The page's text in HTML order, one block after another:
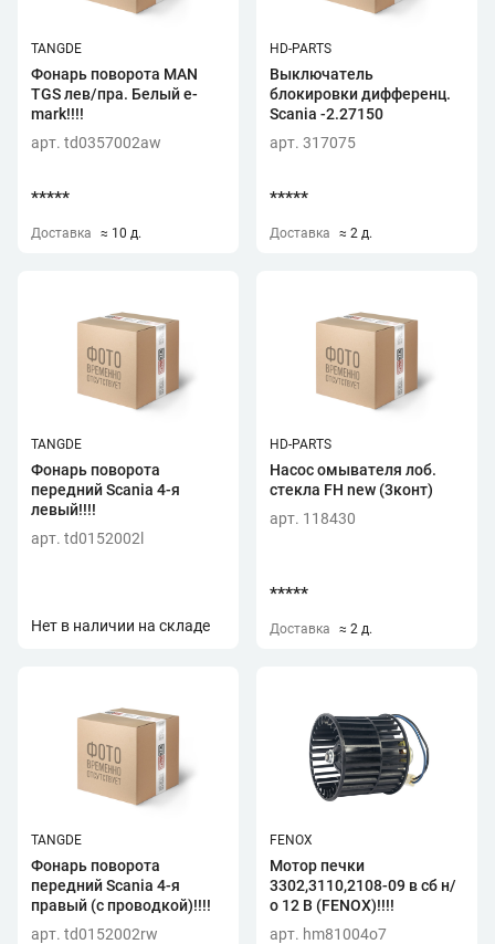
TANGDE
Фонарь поворота MAN
TGS лев/пра. Белый e-
mark!!!!
арт. td0357002aw
*****
Доставка ≈ 10 д.
HD-PARTS
Выключатель
блокировки дифференц.
Scania -2.27150
арт. 317075
*****
Доставка ≈ 2 д.
TANGDE
Фонарь поворота
передний Scania 4-я
левый!!!!
арт. td0152002l
Нет в наличии на складе
HD-PARTS
Насос омывателя лоб.
стекла FH new (3конт)
арт. 118430
*****
Доставка ≈ 2 д.
TANGDE
Фонарь поворота
передний Scania 4-я
правый (с проводкой)!!!!
арт. td0152002rw
FENOX
Мотор печки
3302,3110,2108-09 в сб н/
о 12 В (FENOX)!!!!
арт. hm81004o7